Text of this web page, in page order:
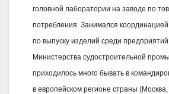
головной лаборатории на заводе по
потребления. Занимался
по выпуску изделий среди предприятий
Министерства судостроительной
приходилось много бывать в
в европейском регионе страны